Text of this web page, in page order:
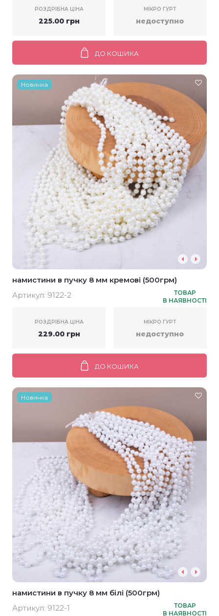
РОЗДРІБНА ЦІНА
225.00 грн
МІКРО ГУРТ
недоступно
ДО КОШИКА
Новинка
намистини в пучку 8 мм кремові (500грм)
Артикул: 9122-2
ТОВАР
В НАЯВНОСТІ
РОЗДРІБНА ЦІНА
229.00 грн
МІКРО ГУРТ
недоступно
ДО КОШИКА
Новинка
намистини в пучку 8 мм білі (500грм)
Артикул: 9122-1
ТОВАР
В НАЯВНОСТІ